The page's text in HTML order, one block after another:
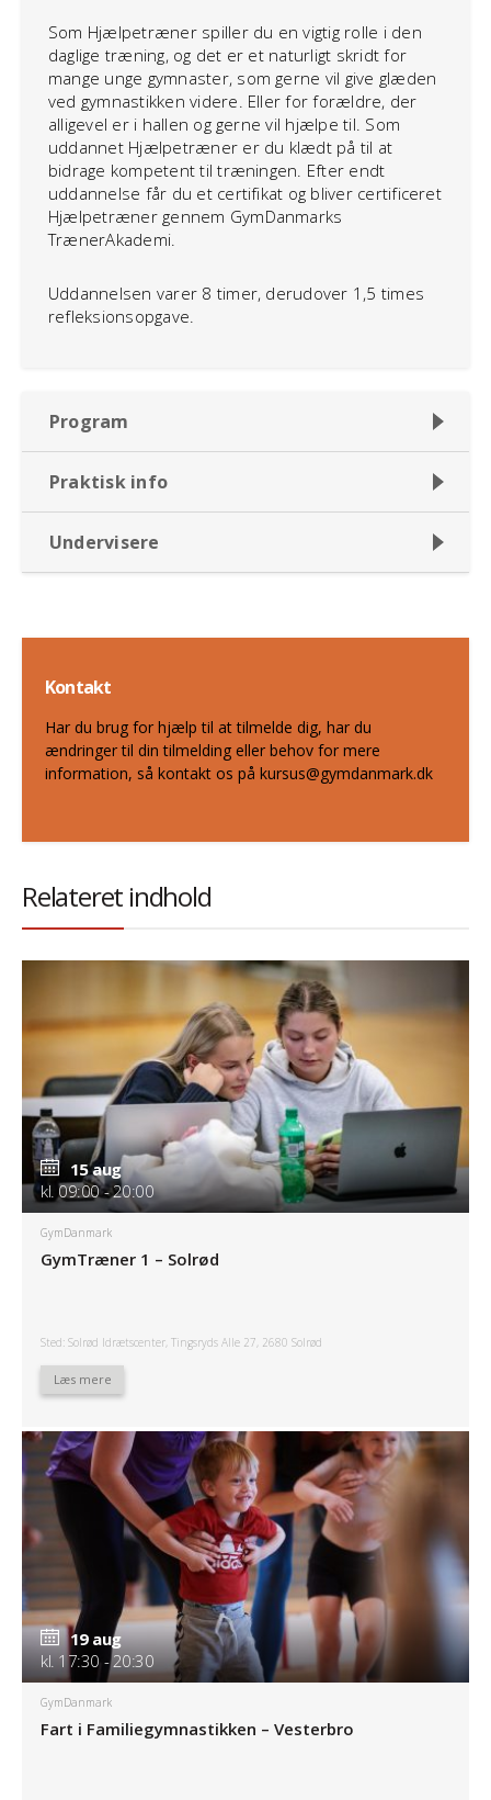
Som Hjælpetræner spiller du en vigtig rolle i den
daglige træning, og det er et naturligt skridt for
mange unge gymnaster, som gerne vil give glæden
ved gymnastikken videre. Eller for forældre, der
alligevel er i hallen og gerne vil hjælpe til. Som
uddannet Hjælpetræner er du klædt på til at
bidrage kompetent til træningen. Efter endt
uddannelse får du et certifikat og bliver certificeret
Hjælpetræner gennem GymDanmarks
TrænerAkademi.
Uddannelsen varer 8 timer, derudover 1,5 times
refleksionsopgave.
Program
Praktisk info
Undervisere
Kontakt
Har du brug for hjælp til at tilmelde dig, har du
ændringer til din tilmelding eller behov for mere
information, så kontakt os på kursus@gymdanmark.dk
Relateret indhold
15 aug
kl. 09:00 - 20:00
GymDanmark
GymTræner 1 – Solrød
Sted: Solrød Idrætscenter, Tingsryds Alle 27, 2680 Solrød
Læs mere
19 aug
kl. 17:30 - 20:30
GymDanmark
Fart i Familiegymnastikken – Vesterbro